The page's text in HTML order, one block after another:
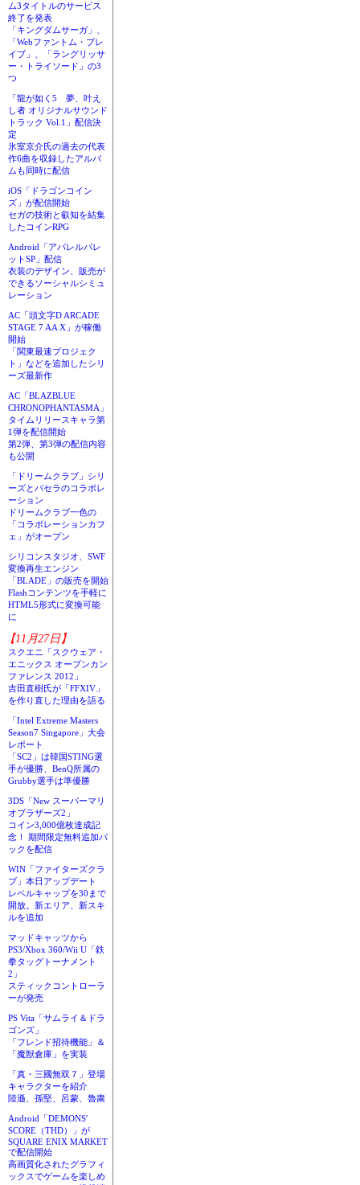
ム3タイトルのサービス
終了を発表
「キングダムサーガ」、
「Webファントム・ブレ
イブ」、「ラングリッサ
ー・トライソード」の3
つ
「龍が如く5 夢、叶え
し者 オリジナルサウンド
トラック Vol.1」配信決
定
氷室京介氏の過去の代表
作6曲を収録したアルバ
ムも同時に配信
iOS「ドラゴンコイン
ズ」が配信開始
セガの技術と叡知を結集
したコインRPG
Android「アパレルパレ
ットSP」配信
衣装のデザイン、販売が
できるソーシャルシミュ
レーション
AC「頭文字D ARCADE
STAGE 7 AA X」が稼働
開始
「関東最速プロジェク
ト」などを追加したシリ
ーズ最新作
AC「BLAZBLUE
CHRONOPHANTASMA」
タイムリリースキャラ第
1弾を配信開始
第2弾、第3弾の配信内容
も公開
「ドリームクラブ」シリ
ーズとパセラのコラボレ
ーション
ドリームクラブ一色の
「コラボレーションカフ
ェ」がオープン
シリコンスタジオ、SWF
変換再生エンジン
「BLADE」の販売を開始
Flashコンテンツを手軽に
HTML5形式に変換可能
に
【11月27日】
スクエニ「スクウェア・
エニックス オープンカン
ファレンス 2012」
吉田直樹氏が「FFXIV」
を作り直した理由を語る
「Intel Extreme Masters
Season7 Singapore」大会
レポート
「SC2」は韓国STING選
手が優勝、BenQ所属の
Grubby選手は準優勝
3DS「New スーパーマリ
オブラザーズ2」
コイン3,000億枚達成記
念！ 期間限定無料追加パ
ックを配信
WIN「ファイターズクラ
ブ」本日アップデート
レベルキャップを30まで
開放。新エリア、新スキ
ルを追加
マッドキャッツから
PS3/Xbox 360/Wii U「鉄
拳タッグトーナメント
2」
スティックコントローラ
ーが発売
PS Vita「サムライ＆ドラ
ゴンズ」
「フレンド招待機能」＆
「魔獣倉庫」を実装
「真・三國無双７」登場
キャラクターを紹介
陸遜、孫堅、呂蒙、魯粛
Android「DEMONS'
SCORE（THD）」が
SQUARE ENIX MARKET
で配信開始
高画質化されたグラフィ
ックスでゲームを楽しめ